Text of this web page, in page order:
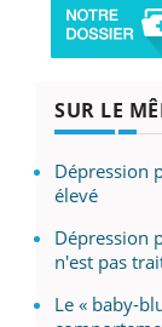
SUR LE
Dépression
élevé
Dépression
n'est pas
Le « baby-